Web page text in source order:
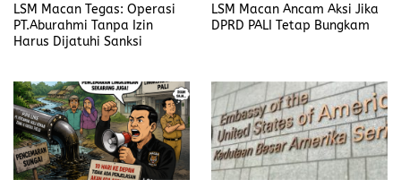
LSM Macan Tegas: Operasi
PT.Aburahmi Tanpa Izin
Harus Dijatuhi Sanksi
LSM Macan Ancam Aksi Jika
DPRD PALI Tetap Bungkam